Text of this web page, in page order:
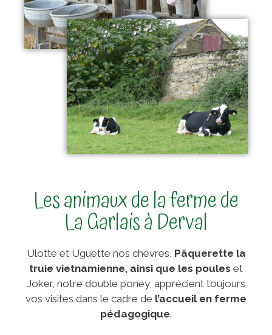
Les animaux de la ferme de
La Garlais à Derval
Ulotte et Uguette nos chèvres, Pâquerette la
truie vietnamienne, ainsi que les poules et
Joker, notre double poney, apprécient toujours
vos visites dans le cadre de l’accueil en ferme
pédagogique.